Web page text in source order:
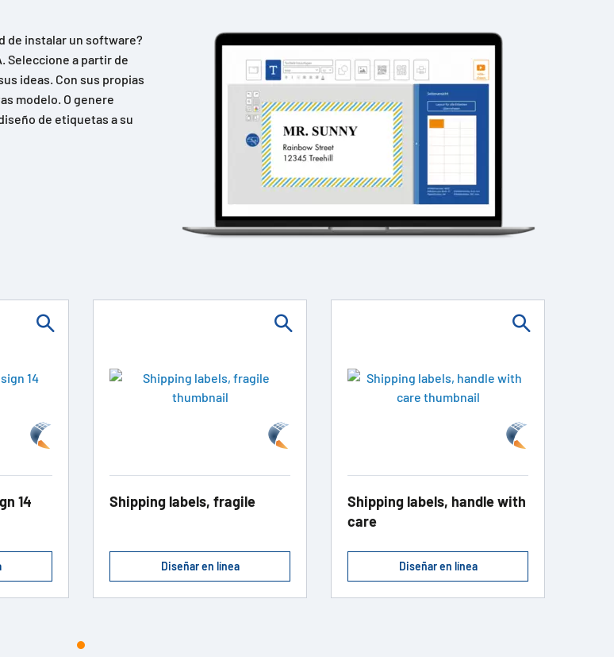
de instalar un software?
Seleccione a partir de
ideas. Con sus propias
modelo. O genere
de etiquetas a su
14 Shipping labels, fragile
Diseñar en línea
Shipping labels, handle with
care
Diseñar en línea